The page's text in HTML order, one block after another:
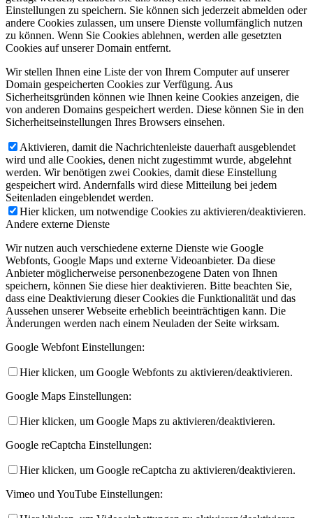
Einstellungen zu speichern. Sie können sich jederzeit abmelden oder
andere Cookies zulassen, um unsere Dienste vollumfänglich nutzen
zu können. Wenn Sie Cookies ablehnen, werden alle gesetzten
Cookies auf unserer Domain entfernt.
Wir stellen Ihnen eine Liste der von Ihrem Computer auf unserer
Domain gespeicherten Cookies zur Verfügung. Aus
Sicherheitsgründen können wie Ihnen keine Cookies anzeigen, die
von anderen Domains gespeichert werden. Diese können Sie in den
Sicherheitseinstellungen Ihres Browsers einsehen.
Aktivieren, damit die Nachrichtenleiste dauerhaft ausgeblendet
wird und alle Cookies, denen nicht zugestimmt wurde, abgelehnt
werden. Wir benötigen zwei Cookies, damit diese Einstellung
gespeichert wird. Andernfalls wird diese Mitteilung bei jedem
Seitenladen eingeblendet werden.
Hier klicken, um notwendige Cookies zu aktivieren/deaktivieren.
Andere externe Dienste
Wir nutzen auch verschiedene externe Dienste wie Google
Webfonts, Google Maps und externe Videoanbieter. Da diese
Anbieter möglicherweise personenbezogene Daten von Ihnen
speichern, können Sie diese hier deaktivieren. Bitte beachten Sie,
dass eine Deaktivierung dieser Cookies die Funktionalität und das
Aussehen unserer Webseite erheblich beeinträchtigen kann. Die
Änderungen werden nach einem Neuladen der Seite wirksam.
Google Webfont Einstellungen:
Hier klicken, um Google Webfonts zu aktivieren/deaktivieren.
Google Maps Einstellungen:
Hier klicken, um Google Maps zu aktivieren/deaktivieren.
Google reCaptcha Einstellungen:
Hier klicken, um Google reCaptcha zu aktivieren/deaktivieren.
Vimeo und YouTube Einstellungen: